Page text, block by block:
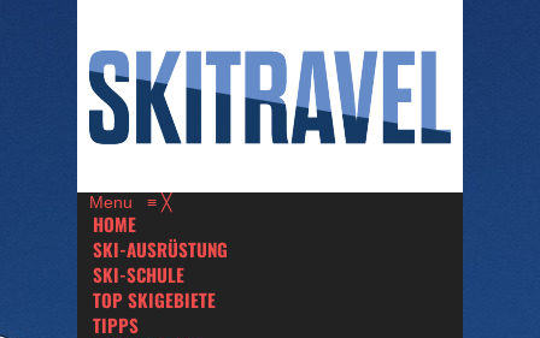
Menu ≡ ╳
HOME
SKI-AUSRÜSTUNG
SKI-SCHULE
TOP SKIGEBIETE
TIPPS